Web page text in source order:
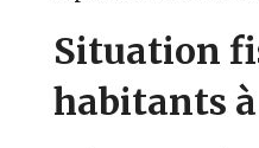
Situation
habitants